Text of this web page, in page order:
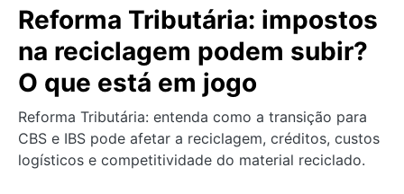
Reforma Tributária: impostos
na reciclagem podem subir?
O que está em jogo
Reforma Tributária: entenda como a transição para
CBS e IBS pode afetar a reciclagem, créditos, custos
logísticos e competitividade do material reciclado.